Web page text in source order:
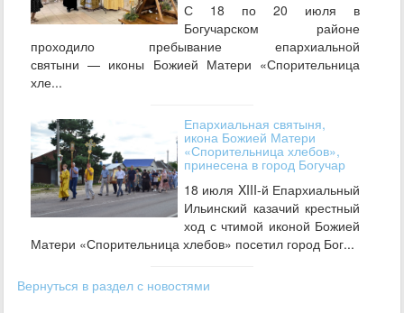
С 18 по 20 июля в
Богучарском районе
проходило пребывание епархиальной
святыни — иконы Божией Матери «Спорительница
хле...
Епархиальная святыня,
икона Божией Матери
«Спорительница хлебов»,
принесена в город Богучар
18 июля XIII-й Епархиальный
Ильинский казачий крестный
ход с чтимой иконой Божией
Матери «Спорительница хлебов» посетил город Бог...
Вернуться в раздел с новостями